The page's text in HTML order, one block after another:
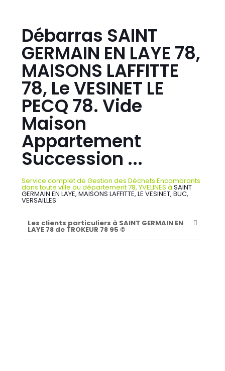
Débarras SAINT
GERMAIN EN LAYE 78,
MAISONS LAFFITTE
78, Le VESINET LE
PECQ 78. Vide
Maison
Appartement
Succession ...
Service complet de Gestion des Déchets Encombrants
dans toute ville du département 78, YVELINES à SAINT
GERMAIN EN LAYE, MAISONS LAFFITTE, LE VESINET, BUC,
VERSAILLES
Les clients particuliers à SAINT GERMAIN EN
LAYE 78 de TROKEUR 78 95 ©